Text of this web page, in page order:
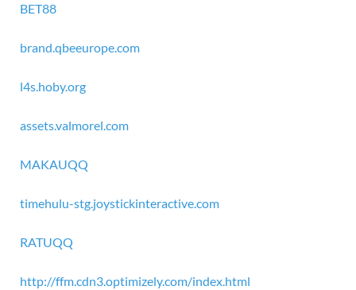
BET88
brand.qbeeurope.com
l4s.hoby.org
assets.valmorel.com
MAKAUQQ
timehulu-stg.joystickinteractive.com
RATUQQ
http://ffm.cdn3.optimizely.com/index.html